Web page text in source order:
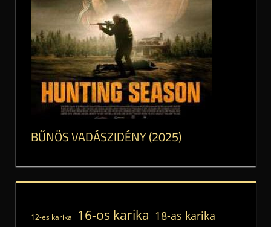
BŰNÖS VADÁSZIDÉNY (2025)
12-es karika 16-os karika 18-as karika